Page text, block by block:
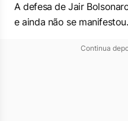
A defesa de Jair
e ainda não se manifestou.
Continua